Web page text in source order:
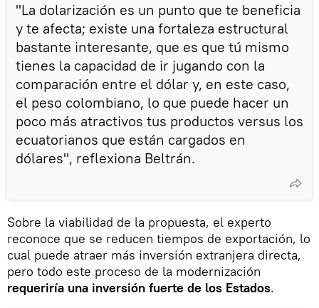
"La dolarización es un punto que te beneficia
y te afecta; existe una fortaleza estructural
bastante interesante, que es que tú mismo
tienes la capacidad de ir jugando con la
comparación entre el dólar y, en este caso,
el peso colombiano, lo que puede hacer un
poco más atractivos tus productos versus los
ecuatorianos que están cargados en
dólares", reflexiona Beltrán.
Sobre la viabilidad de la propuesta, el experto
reconoce que se reducen tiempos de exportación, lo
cual puede atraer más inversión extranjera directa,
pero todo este proceso de la modernización
requeriría una inversión fuerte de los Estados.